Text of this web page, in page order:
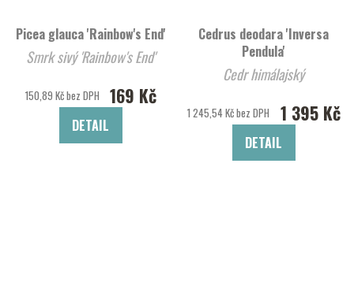
Picea glauca 'Rainbow's End'
Smrk sivý 'Rainbow's End'
150,89 Kč bez DPH 169 Kč
DETAIL
Cedrus deodara 'Inversa
Pendula'
Cedr himálajský
1 245,54 Kč bez DPH 1 395 Kč
DETAIL